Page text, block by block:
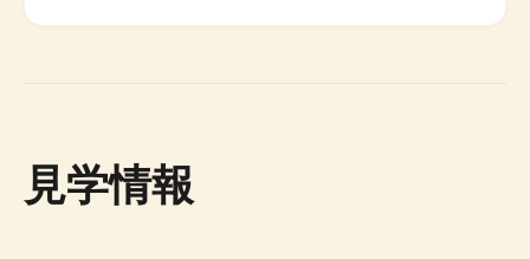
見学情報